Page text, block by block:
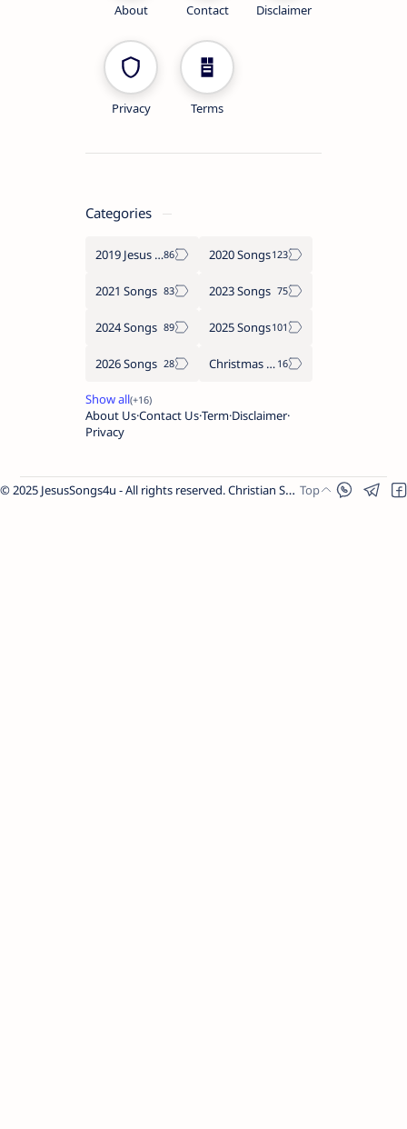
About Contact Disclaimer
Privacy Terms
Categories
2019 Jesus songs 2020 Songs
2021 Songs 2023 Songs
2024 Songs 2025 Songs
2026 Songs Christmas Songs
About UsContact UsTerm Disclaimer
Privacy
© 2025 JesusSongs4u - All rights reserved. Christian Songs | Bible-based Lyrics | Worship Music.